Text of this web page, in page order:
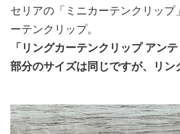
セリアの「ミニカーテンクリップ
ーテンクリップ。
「リングカーテンクリップ アン
部分のサイズは同じですが、リン